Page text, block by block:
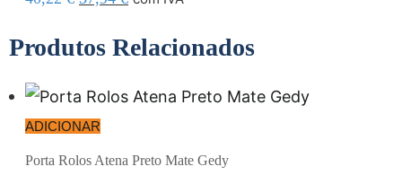
Produtos Relacionados
ADICIONAR
Porta Rolos Atena Preto Mate Gedy